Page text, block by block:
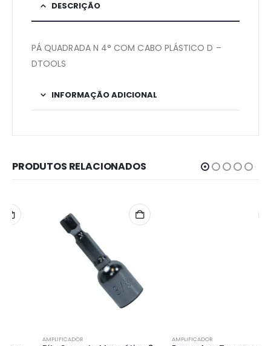
DESCRIÇÃO
PÁ QUADRADA N 4° COM CABO PLÁSTICO D –
DTOOLS
INFORMAÇÃO ADICIONAL
PRODUTOS RELACIONADOS
AMPLIFICADOR AMPLIFICADOR